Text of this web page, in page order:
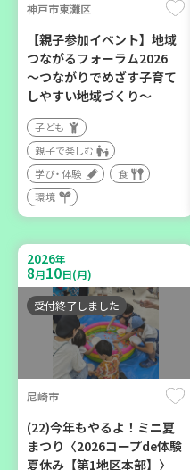
西牟婁郡上富田町岩田
「フードプラン上富田みか
ん」バスで行く 産地見学＆
生産者交流会
学び・体験
2026年
9月12日(土)
豊岡市
大人の発達障がいを学び、
親子で心を軽くしません
大人向け
学び・体験
神戸市東灘区
【親子参加イベント】地域
つながるフォーラム2026
～つながりでめざす子育て
しやすい地域づくり～
子ども
親子で楽しむ
学び・体験
食
環境
2026年
8月10日(月)
受付終了しました
尼崎市
(22)今年もやるよ！ミニ夏
まつり〈2026コープde体験
夏休み【第1地区本部】〉